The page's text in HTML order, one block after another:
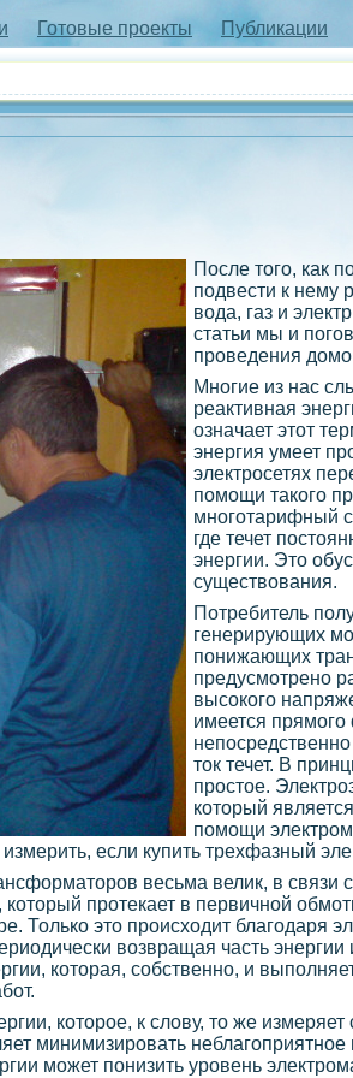
Готовые проекты Публикации
После того, как
подвести к нему
вода, газ и
статьи мы и
проведения
Многие из нас
реактивная
означает этот
энергия умеет
электросетях
помощи такого
многотарифный
где течет
энергии. Это
существования.
Потребитель
генерирующих
понижающих
предусмотрено
высокого
имеется прямого
ток течет. В
простое.
который
помощи
если купить трехфазный
весьма велик, в связи с
протекает в первичной
Только это происходит благодаря
возвращая часть энергии
которая, собственно, и
которое, к слову, то же измеряет
минимизировать
может понизить уровень